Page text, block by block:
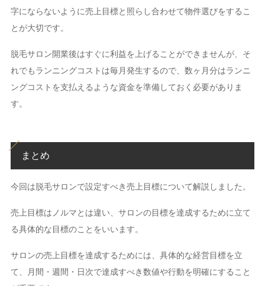
字にならないように売上目標と照らし合わせて物件選びをするこ
とが大切です。
脱毛サロン開業後はすぐに利益を上げることができませんが、そ
れでもランニングコストは毎月発生するので、数ヶ月分はランニ
ングコストを支払えるような資金を準備しておく必要がありま
す。
まとめ
今回は脱毛サロンで設定すべき売上目標について解説しました。
売上目標はノルマとは違い、サロンの目標を達成するために立て
る具体的な目標のことをいいます。
サロンの売上目標を達成するためには、具体的な経営目標を立
て、月間・週間・日次で達成すべき数値や行動を明確にすること